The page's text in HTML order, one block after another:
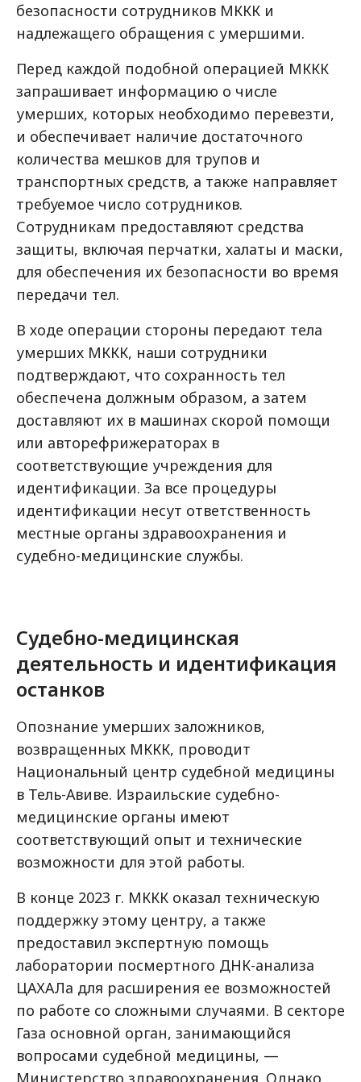
безопасности сотрудников МККК и
надлежащего обращения с умершими.
Перед каждой подобной операцией МККК
запрашивает информацию о числе
умерших, которых необходимо перевезти,
и обеспечивает наличие достаточного
количества мешков для трупов и
транспортных средств, а также направляет
требуемое число сотрудников.
Сотрудникам предоставляют средства
защиты, включая перчатки, халаты и маски,
для обеспечения их безопасности во время
передачи тел.
В ходе операции стороны передают тела
умерших МККК, наши сотрудники
подтверждают, что сохранность тел
обеспечена должным образом, а затем
доставляют их в машинах скорой помощи
или авторефрижераторах в
соответствующие учреждения для
идентификации. За все процедуры
идентификации несут ответственность
местные органы здравоохранения и
судебно-медицинские службы.
Судебно-медицинская
деятельность и идентификация
останков
Опознание умерших заложников,
возвращенных МККК, проводит
Национальный центр судебной медицины
в Тель-Авиве. Израильские судебно-
медицинские органы имеют
соответствующий опыт и технические
возможности для этой работы.
В конце 2023 г. МККК оказал техническую
поддержку этому центру, а также
предоставил экспертную помощь
лаборатории посмертного ДНК-анализа
ЦАХАЛа для расширения ее возможностей
по работе со сложными случаями. В секторе
Газа основной орган, занимающийся
вопросами судебной медицины, —
Министерство здравоохранения. Однако